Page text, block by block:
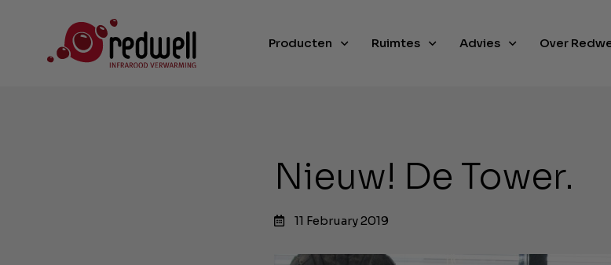
Producten Ruimtes Advies Over
Nieuw! De Tower.
11 February 2019